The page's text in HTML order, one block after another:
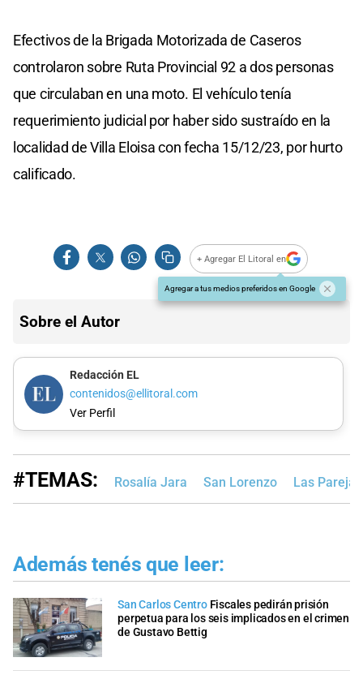
Efectivos de la Brigada Motorizada de Caseros
controlaron sobre Ruta Provincial 92 a dos personas
que circulaban en una moto. El vehículo tenía
requerimiento judicial por haber sido sustraído en la
localidad de Villa Eloisa con fecha 15/12/23, por hurto
calificado.
+ Agregar El Litoral en
Agregar a tus medios preferidos en Google
Sobre el Autor
Redacción EL
contenidos@ellitoral.com
Ver Perfil
#TEMAS: Rosalía Jara San Lorenzo Las Parejas
Además tenés que leer:
San Carlos Centro Fiscales pedirán prisión
perpetua para los seis implicados en el crimen
de Gustavo Bettig